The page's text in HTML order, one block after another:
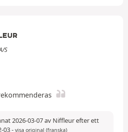
S
2026-03-07 av Niffleur efter ett
03- visa original (franska)